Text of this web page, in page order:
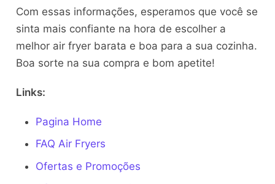
Com essas informações, esperamos que você se
sinta mais confiante na hora de escolher a
melhor air fryer barata e boa para a sua cozinha.
Boa sorte na sua compra e bom apetite!
Links:
Pagina Home
FAQ Air Fryers
Ofertas e Promoções